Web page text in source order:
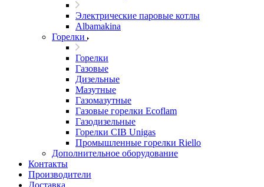
Электрические паровые котлы
Albamakina
Горелки
Горелки
Газовые
Дизельные
Мазутные
Газомазутные
Газовые горелки Ecoflam
Газодизельные
Горелки CIB Unigas
Промышленные горелки Riello
Дополнительное оборудование
Контакты
Производители
Доставка